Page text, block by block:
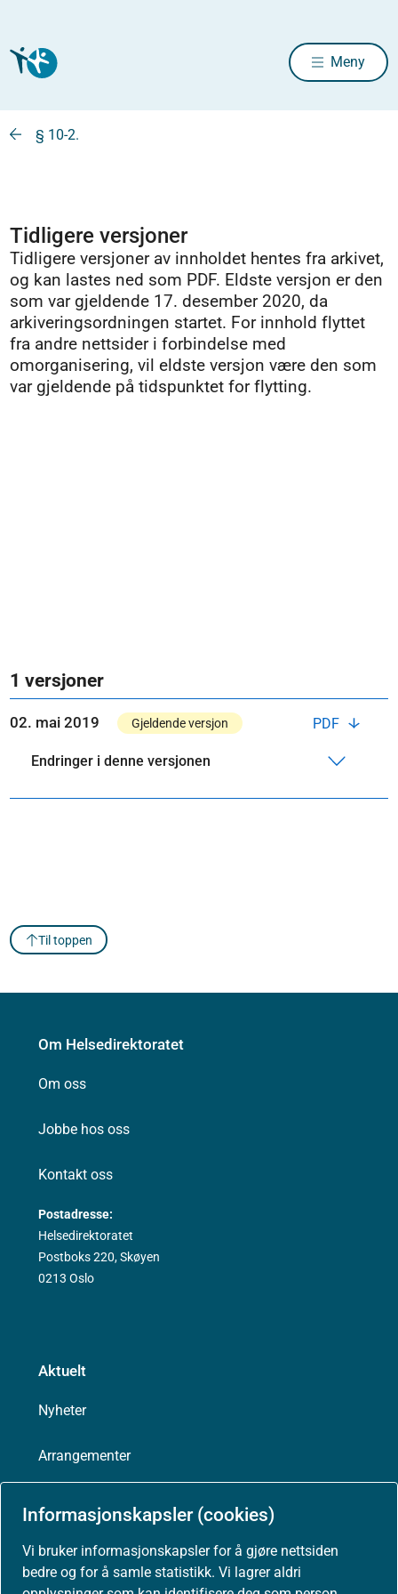
Informasjonskapsler (cookies)
Vi bruker informasjonskapsler for å gjøre nettsiden
bedre og for å samle statistikk. Vi lagrer aldri
Meny
§ 10-2.
Tidligere versjoner
Tidligere versjoner av innholdet hentes fra arkivet,
og kan lastes ned som PDF. Eldste versjon er den
som var gjeldende 17. desember 2020, da
arkiveringsordningen startet. For innhold flyttet
fra andre nettsider i forbindelse med
omorganisering, vil eldste versjon være den som
var gjeldende på tidspunktet for flytting.
1 versjoner
PDF
02. mai 2019 Gjeldende versjon
Endringer i denne versjonen
Til toppen
Om Helsedirektoratet
Om oss
Jobbe hos oss
Kontakt oss
Postadresse:
Helsedirektoratet
Postboks 220, Skøyen
0213 Oslo
Aktuelt
Nyheter
Arrangementer
Presse